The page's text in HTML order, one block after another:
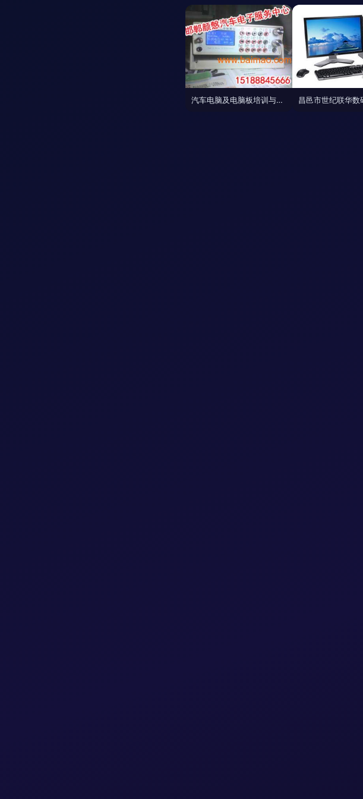
汽车电脑及电脑板培训与维修全解析 颜慤品牌、生产厂家与价格指南